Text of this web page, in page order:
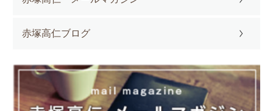
赤塚高仁ブログ